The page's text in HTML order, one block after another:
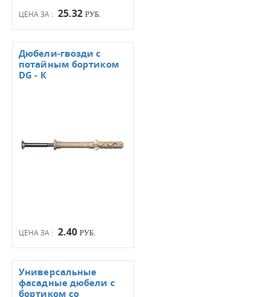
ЦЕНА ЗА : 25.32 РУБ.
ЦЕНА ЗА : 2.40 РУБ.
Дюбели-гвозди с
потайным бортиком
DG - К
Универсальные
фасадные дюбели с
бортиком со